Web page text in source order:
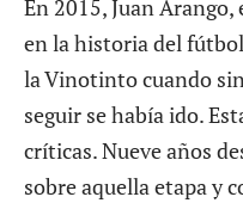
En 2015, Juan
en la historia del
la Vinotinto cuando
seguir se había ido.
críticas. Nueve años
sobre aquella etapa y